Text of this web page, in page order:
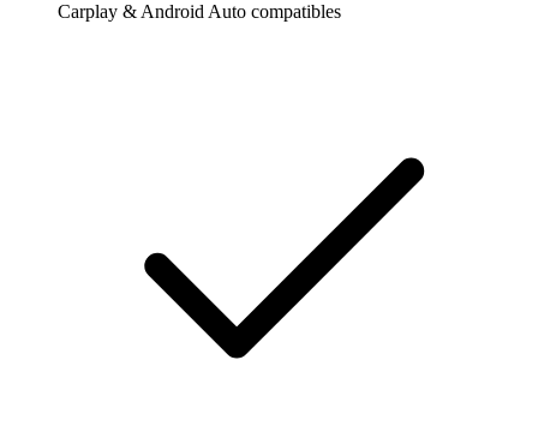
Carplay & Android Auto compatibles